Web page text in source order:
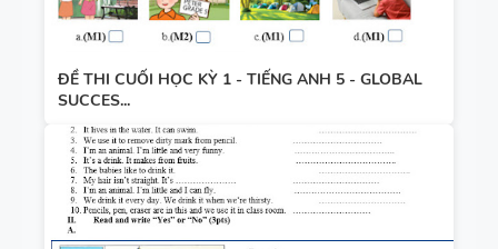
ĐỀ THI CUỐI HỌC KỲ 1 - TIẾNG ANH 5 - GLOBAL
SUCCES...